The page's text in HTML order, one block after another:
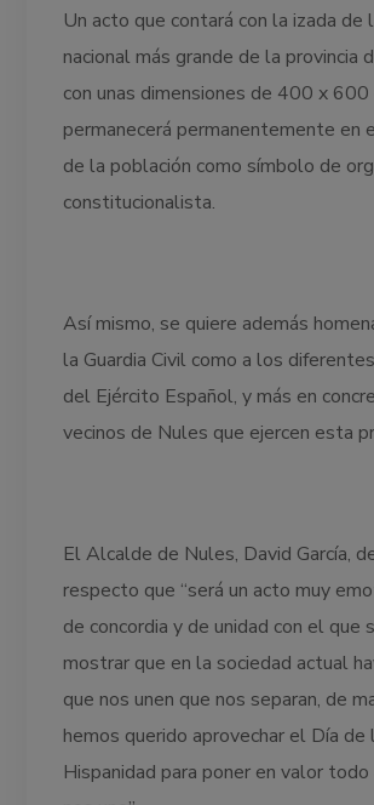
Un acto que contará con la izada de
nacional más grande de la provincia
con unas dimensiones de 400 x 600
permanecerá permanentemente en
de la población como símbolo de
constitucionalista.
Así mismo, se quiere además
la Guardia Civil como a los
del Ejército Español, y más en
vecinos de Nules que ejercen esta
El Alcalde de Nules, David García,
respecto que “será un acto muy
de concordia y de unidad con el que
mostrar que en la sociedad actual
que nos unen que nos separan, de
hemos querido aprovechar el Día de
Hispanidad para poner en valor